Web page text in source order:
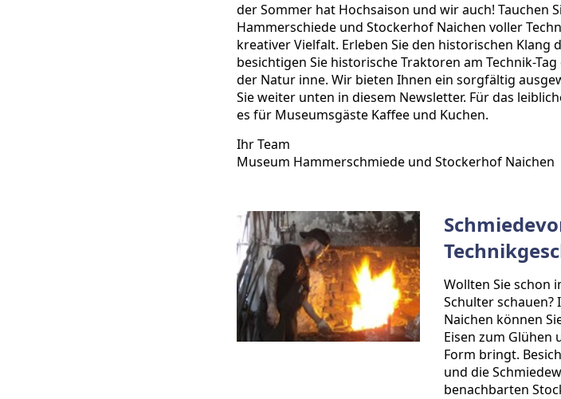
der Sommer hat Hochsaison und wir auch! Tauchen
Hammerschiede und Stockerhof Naichen voller
kreativer Vielfalt. Erleben Sie den historischen
besichtigen Sie historische Traktoren am Technik-
der Natur inne. Wir bieten Ihnen ein sorgfältig
Sie weiter unten in diesem Newsletter. Für das
es für Museumsgäste Kaffee und Kuchen.
Ihr Team
Museum Hammerschmiede und Stockerhof Naichen
Wollten Sie schon
Schulter
Naichen können
Eisen zum Glühen
Form bringt.
und die
benachbarten